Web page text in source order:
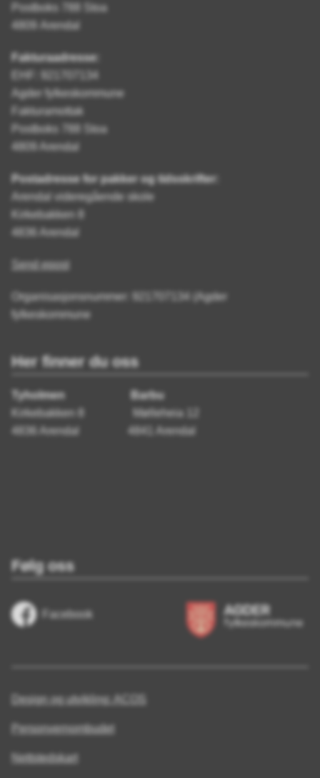
Postboks 788 Stoa
4809 Arendal
Fakturaadresse:
EHF: 921707134
Agder fylkeskommune
Fakturamottak
Postboks 788 Stoa
4809 Arendal
Postadresse for pakker og tidsskrifter:
Arendal videregående skole
Kirkebakken 8
4836 Arendal
Send epost
Organisasjonsnummer: 921707134 (Agder
fylkeskommune
Her finner du oss
Tyholmen Barbu
Kirkebakken 8 Mølleheia 12
4836 Arendal 4841 Arendal
Følg oss
Facebook
Design og utvikling: ACOS
Personvernombudet
Nettstedskart